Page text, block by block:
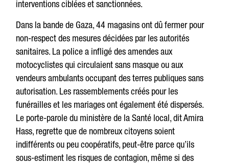
interventions ciblées et sanctionnées.
Dans la bande de Gaza, 44 magasins ont dû fermer pour
non-respect des mesures décidées par les autorités
sanitaires. La police a infligé des amendes aux
motocyclistes qui circulaient sans masque ou aux
vendeurs ambulants occupant des terres publiques sans
autorisation. Les rassemblements créés pour les
funérailles et les mariages ont également été dispersés.
Le porte-parole du ministère de la Santé local, dit Amira
Hass, regrette que de nombreux citoyens soient
indifférents ou peu coopératifs, peut-être parce qu’ils
sous-estiment les risques de contagion, même si des